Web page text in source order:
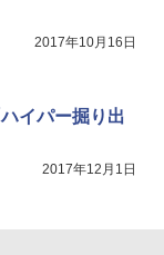
2017年10月16日
イパー掘り出
2017年12月1日